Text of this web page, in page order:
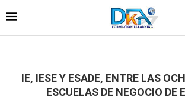
IE, IESE Y ESADE, ENTRE LAS
ESCUELAS DE NEGOCIO DE